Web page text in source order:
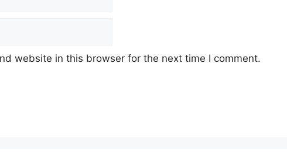
website in this browser for the next time I comment.